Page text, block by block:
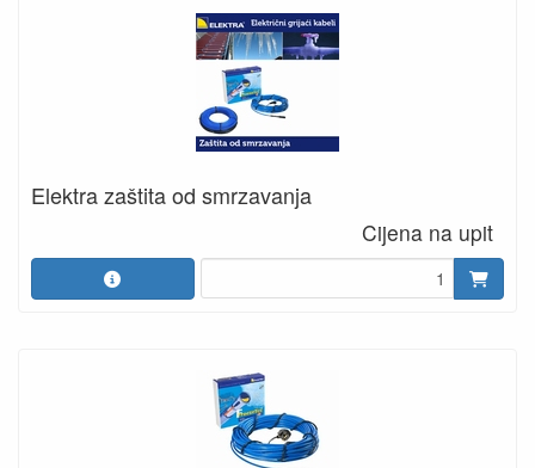
Elektra zaštita od smrzavanja
Cijena na upit